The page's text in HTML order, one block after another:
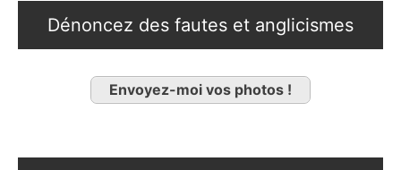
Dénoncez des fautes et anglicismes
Envoyez-moi vos photos !